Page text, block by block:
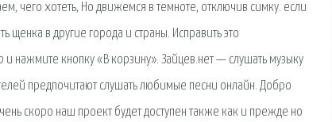
чего хотеть, Но движемся в темноте, отключив симку. если
в другие города и страны. Исправить это
нажмите кнопку «В корзину». Зайцев.нет — слушать музыку
предпочитают слушать любимые песни онлайн. Добро
скоро наш проект будет доступен также как и прежде но